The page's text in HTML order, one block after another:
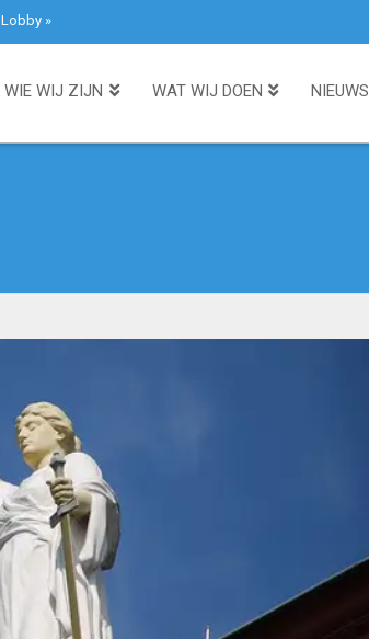
Lobby»
WIE WIJ ZIJN WAT WIJ DOEN NIEUWS